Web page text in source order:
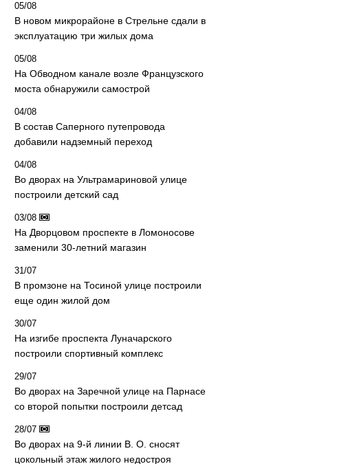
05/08
В новом микрорайоне в Стрельне сдали в
эксплуатацию три жилых дома
05/08
На Обводном канале возле Французского
моста обнаружили самострой
04/08
В состав Саперного путепровода
добавили надземный переход
04/08
Во дворах на Ультрамариновой улице
построили детский сад
03/08
На Дворцовом проспекте в Ломоносове
заменили 30-летний магазин
31/07
В промзоне на Тосиной улице построили
еще один жилой дом
30/07
На изгибе проспекта Луначарского
построили спортивный комплекс
29/07
Во дворах на Заречной улице на Парнасе
со второй попытки построили детсад
28/07
Во дворах на 9-й линии В. О. сносят
цокольный этаж жилого недостроя